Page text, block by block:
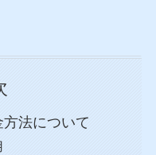
法について